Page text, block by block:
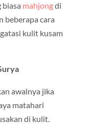
biasa mahjongdi
beberapa cara
kulit kusam
awalnya jika
matahari
di kulit.